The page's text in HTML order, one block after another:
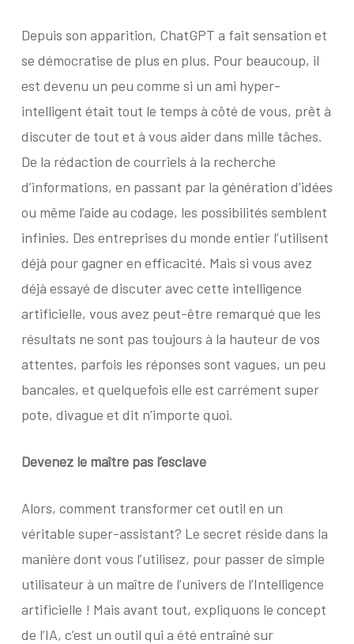
Depuis son apparition, ChatGPT a fait sensation et
se démocratise de plus en plus. Pour beaucoup, il
est devenu un peu comme si un ami hyper-
intelligent était tout le temps à côté de vous, prêt à
discuter de tout et à vous aider dans mille tâches.
De la rédaction de courriels à la recherche
d’informations, en passant par la génération d’idées
ou même l’aide au codage, les possibilités semblent
infinies. Des entreprises du monde entier l’utilisent
déjà pour gagner en efficacité. Mais si vous avez
déjà essayé de discuter avec cette intelligence
artificielle, vous avez peut-être remarqué que les
résultats ne sont pas toujours à la hauteur de vos
attentes, parfois les réponses sont vagues, un peu
bancales, et quelquefois elle est carrément super
pote, divague et dit n’importe quoi.
Devenez le maître pas l’esclave
Alors, comment transformer cet outil en un
véritable super-assistant? Le secret réside dans la
manière dont vous l’utilisez, pour passer de simple
utilisateur à un maître de l’univers de l’Intelligence
artificielle ! Mais avant tout, expliquons le concept
de l’IA, c’est un outil qui a été entraîné sur